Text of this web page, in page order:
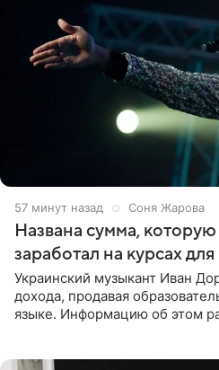
57 минут назад Соня Жарова
Названа сумма,
заработал на курсах
Украинский музыкант Иван
дохода, продавая
языке. Информацию об этом